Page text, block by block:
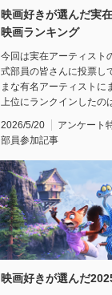
映画好きが選んだ実
映画ランキング
今回は実在アーティスト
式部員の皆さんに投票し
まな有名アーティストに
上位にランクインしたの
2026/5/20 アンケート
部員参加記事
映画好きが選んだ